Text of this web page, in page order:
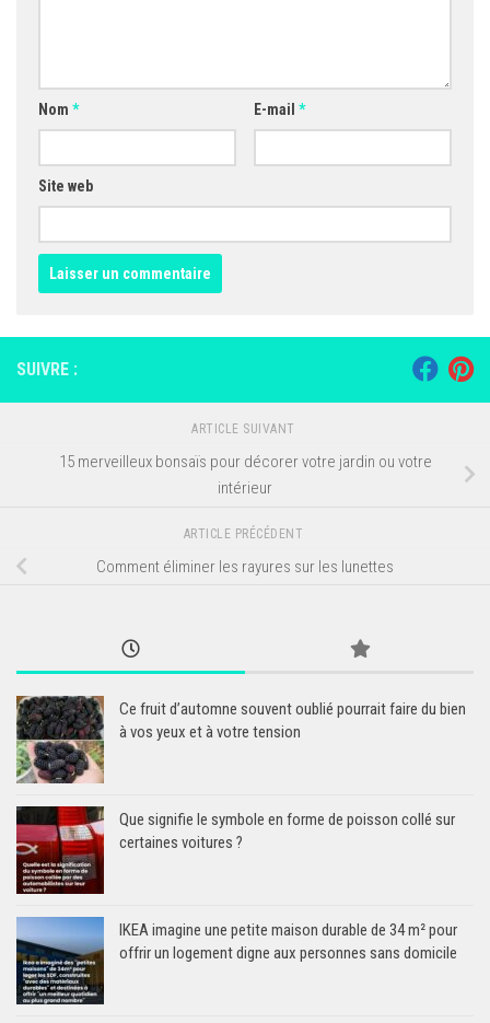
Nom * E-mail *
Site web
SUIVRE :
ARTICLE SUIVANT
15 merveilleux bonsaïs pour décorer votre jardin ou votre
intérieur
ARTICLE PRÉCÉDENT
Comment éliminer les rayures sur les lunettes
Ce fruit d’automne souvent oublié pourrait faire du bien
à vos yeux et à votre tension
Que signifie le symbole en forme de poisson collé sur
certaines voitures ?
IKEA imagine une petite maison durable de 34 m² pour
offrir un logement digne aux personnes sans domicile